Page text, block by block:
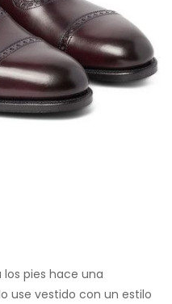
pies hace una
use vestido con un estilo